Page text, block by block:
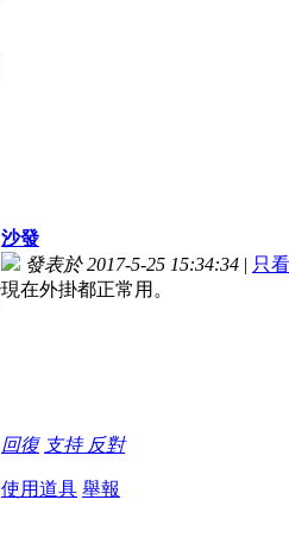
沙發
發表於 2017-5-25 15:34:34 | 只
現在外掛都正常用。
回復 支持 反對
使用道具 舉報